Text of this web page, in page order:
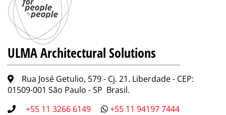
ULMA Architectural Solutions
Rua José Getulio, 579 - Cj. 21. Liberdade - CEP:
01509-001 São Paulo - SP Brasil.
+55 11 3266 6149
+55 11 94197 7444